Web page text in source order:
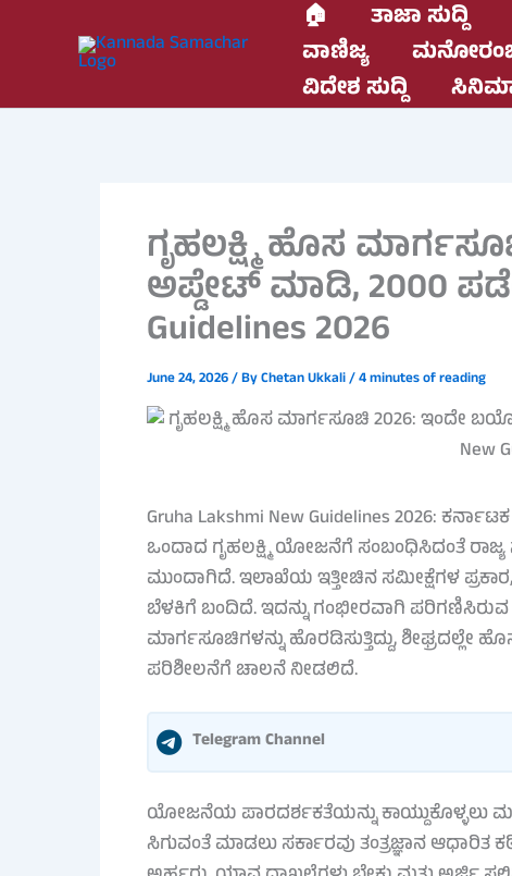
🏠 ತಾಜಾ ಸುದ್ದಿ
ವಾಣಿಜ್ಯ
ವಿದೇಶ ಸುದ್ದಿ
ಗೃಹಲಕ್ಷ್ಮಿ ಹೊಸ
ಅಪ್ಡೇಟ್ ಮಾಡಿ, 2000
Guidelines 2026
June 24, 2026/ ByChetan Ukkali/4 minutes of reading
Gruha Lakshmi New Guidelines 2026:
ಒಂದಾದ ಗೃಹಲಕ್ಷ್ಮಿ ಯೋಜನೆಗೆ ಸಂಬಂಧಿಸಿದಂತೆ
ಮುಂದಾಗಿದೆ. ಇಲಾಖೆಯ ಇತ್ತೀಚಿನ ಸಮೀಕ್ಷೆಗಳ
ಬೆಳಕಿಗೆ ಬಂದಿದೆ. ಇದನ್ನು ಗಂಭೀರವಾಗಿ
ಮಾರ್ಗಸೂಚಿಗಳನ್ನು ಹೊರಡಿಸುತ್ತಿದ್ದು,
ಪರಿಶೀಲನೆಗೆ ಚಾಲನೆ ನೀಡಲಿದೆ.
Telegram Channel
ಯೋಜನೆಯ ಪಾರದರ್ಶಕತೆಯನ್ನು
ಸಿಗುವಂತೆ ಮಾಡಲು ಸರ್ಕಾರವು ತಂತ್ರಜ್ಞಾನ